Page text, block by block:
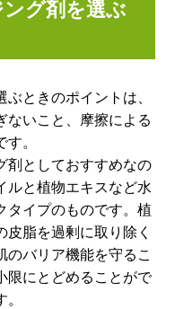
グ剤を選ぶ
ときのポイントは、
ないこと、摩擦による
。
剤としておすすめなの
ルと植物エキスなど水
タイプのものです。植
脂を過剰に取り除く
のバリア機能を守るこ
限にとどめることがで